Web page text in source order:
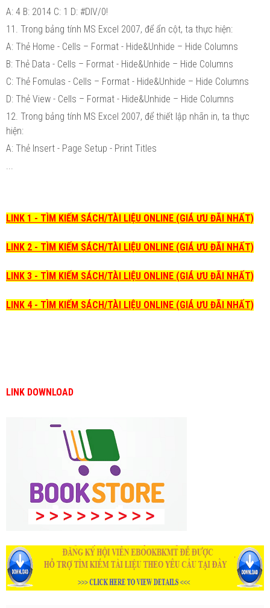
A: 4 B: 2014 C: 1 D: #DIV/0!
11. Trong bảng tính MS Excel 2007, để ẩn cột, ta thực hiện:
A: Thẻ Home - Cells – Format - Hide&Unhide – Hide Columns
B: Thẻ Data - Cells – Format - Hide&Unhide – Hide Columns
C: Thẻ Fomulas - Cells – Format - Hide&Unhide – Hide Columns
D: Thẻ View - Cells – Format - Hide&Unhide – Hide Columns
12. Trong bảng tính MS Excel 2007, để thiết lập nhãn in, ta thực
hiện:
A: Thẻ Insert - Page Setup - Print Titles
LINK 1 - TÌM KIẾM SÁCH/TÀI LIỆU ONLINE (GIÁ ƯU ĐÃI NHẤT)
LINK 2 - TÌM KIẾM SÁCH/TÀI LIỆU ONLINE (GIÁ ƯU ĐÃI NHẤT)
LINK 3 - TÌM KIẾM SÁCH/TÀI LIỆU ONLINE (GIÁ ƯU ĐÃI NHẤT)
LINK 4 - TÌM KIẾM SÁCH/TÀI LIỆU ONLINE (GIÁ ƯU ĐÃI NHẤT)
LINK DOWNLOAD